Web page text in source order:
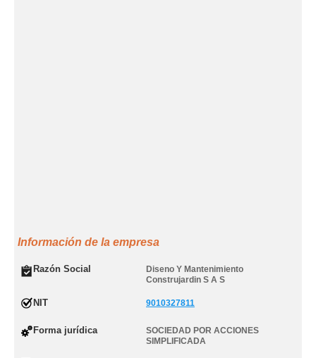
Información de la empresa
Razón Social
Diseno Y Mantenimiento
Construjardin S A S
NIT 9010327811
Forma jurídica
SOCIEDAD POR ACCIONES
SIMPLIFICADA